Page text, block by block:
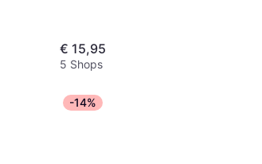
€ 15,95
5 Shops
-14%